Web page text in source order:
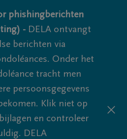
phishingberichten
- DELA ontvangt
berichten via
Onder het
tracht men
persoonsgegevens
Klik niet op
en controleer
DELA